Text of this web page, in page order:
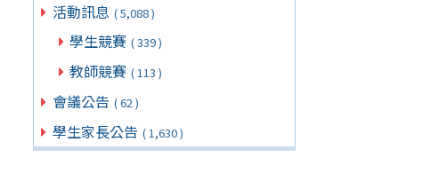
活動訊息 ( 5,088 )
學生競賽 ( 339 )
教師競賽 ( 113 )
會議公告 ( 62 )
學生家長公告 ( 1,630 )